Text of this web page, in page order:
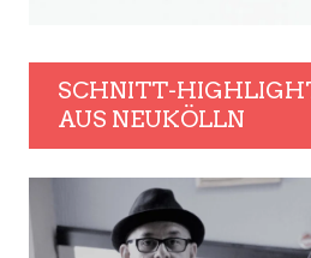
SCHNITT-
AUS NEUKÖLLN